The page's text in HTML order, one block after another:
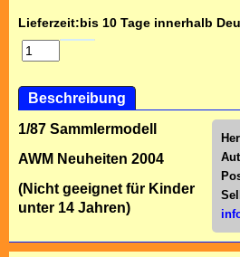
Lieferzeit:bis 10 Tage innerhalb
Beschreibung
1/87 Sammlermodell
AWM Neuheiten 2004
(Nicht geeignet für Kinder
unter 14 Jahren)